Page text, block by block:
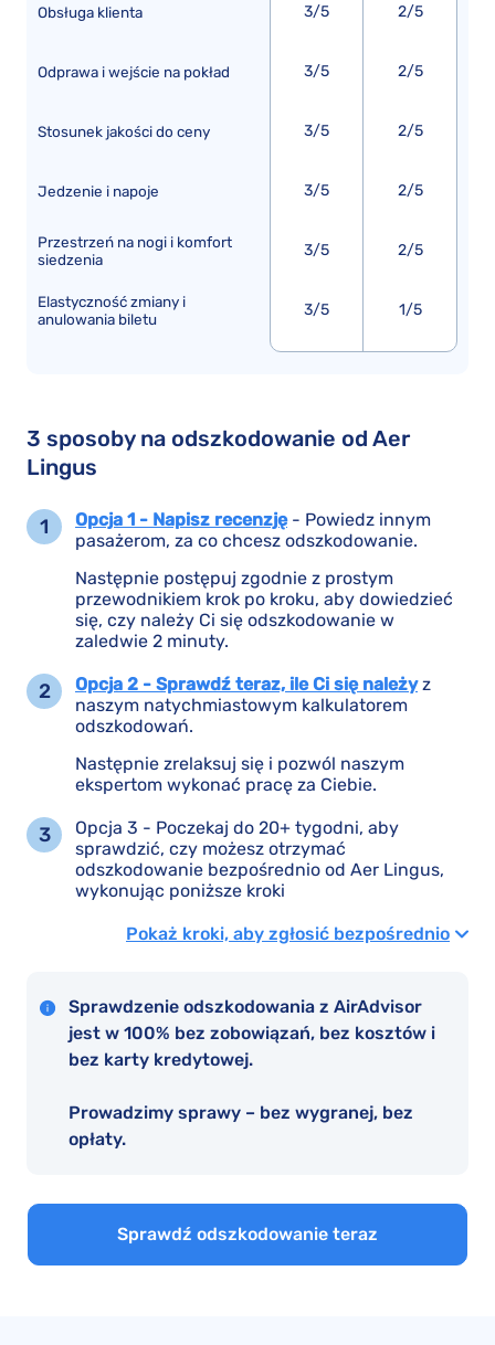
Obsługa klienta
Odprawa i wejście na pokład
Stosunek jakości do ceny
Jedzenie i napoje
Przestrzeń na nogi i komfort
siedzenia
Elastyczność zmiany i
anulowania biletu
3/5
3/5
3/5
3/5
3/5
3/5
2/5
2/5
2/5
2/5
2/5
1/5
3 sposoby na odszkodowanie od Aer
Lingus
Opcja 1 - Napisz recenzję- Powiedz innym
pasażerom, za co chcesz odszkodowanie.
Następnie postępuj zgodnie z prostym
przewodnikiem krok po kroku, aby dowiedzieć
się, czy należy Ci się odszkodowanie w
zaledwie 2 minuty.
Opcja 2 - Sprawdź teraz, ile Ci się należyz
naszym natychmiastowym kalkulatorem
odszkodowań.
Następnie zrelaksuj się i pozwól naszym
ekspertom wykonać pracę za Ciebie.
Opcja 3 - Poczekaj do 20+ tygodni, aby
sprawdzić, czy możesz otrzymać
odszkodowanie bezpośrednio od Aer Lingus,
wykonując poniższe kroki
Pokaż kroki, aby zgłosić bezpośrednio
Sprawdzenie odszkodowania z AirAdvisor
jest w 100% bez zobowiązań, bez kosztów i
bez karty kredytowej.
Prowadzimy sprawy – bez wygranej, bez
opłaty.
Sprawdź odszkodowanie teraz